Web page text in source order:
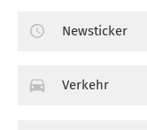
Newsticker
Verkehr